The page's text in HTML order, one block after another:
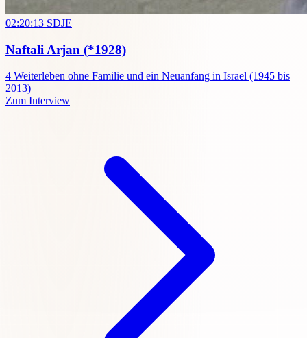
02:20:13 SDJE
Naftali Arjan (*1928)
4 Weiterleben ohne Familie und ein Neuanfang in Israel (1945 bis
2013)
Zum Interview